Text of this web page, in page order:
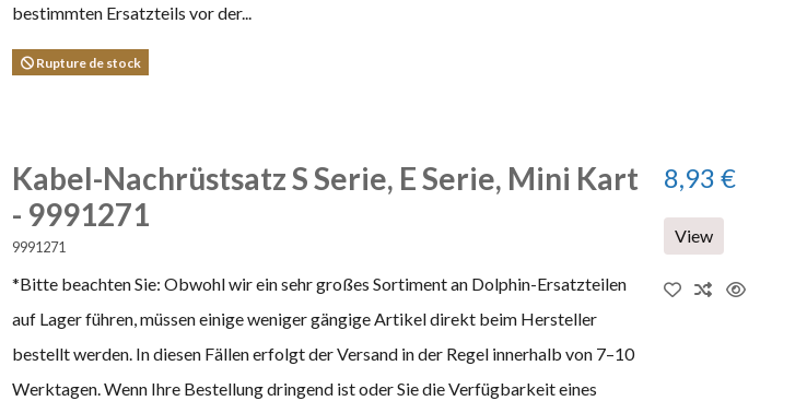
bestimmten Ersatzteils vor der...
Rupture de stock
Kabel-Nachrüstsatz S Serie, E Serie, Mini Kart
- 9991271
9991271
*Bitte beachten Sie: Obwohl wir ein sehr großes Sortiment an Dolphin-Ersatzteilen
auf Lager führen, müssen einige weniger gängige Artikel direkt beim Hersteller
bestellt werden. In diesen Fällen erfolgt der Versand in der Regel innerhalb von 7–10
Werktagen. Wenn Ihre Bestellung dringend ist oder Sie die Verfügbarkeit eines
8,93 €
View